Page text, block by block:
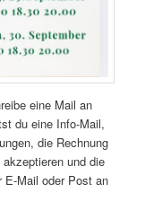
eine Mail an
du eine Info-Mail,
die Rechnung
und die
E-Mail oder Post an